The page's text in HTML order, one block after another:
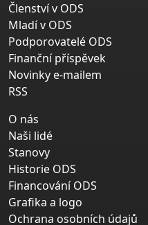
Členství v ODS
Mladí v ODS
Podporovatelé ODS
Finanční příspěvek
Novinky e-mailem
RSS
O nás
Naši lidé
Stanovy
Historie ODS
Financování ODS
Grafika a logo
Ochrana osobních údajů